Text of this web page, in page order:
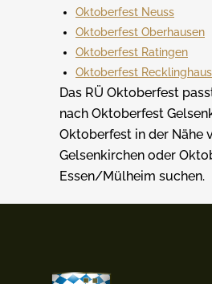
Oktoberfest Neuss
Oktoberfest Oberhausen
Oktoberfest Ratingen
Oktoberfest
Das RÜ Oktoberfest
nach Oktoberfest
Oktoberfest in der Nähe
Gelsenkirchen oder
Essen/Mülheim suchen.